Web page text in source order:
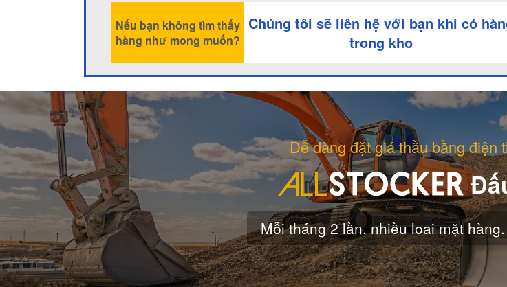
Nếu bạn không tìm thấy
hàng như mong muốn?
Chúng tôi sẽ liên hệ với bạn khi có
trong kho
Dễ dàng đặt giá thầu bằng điện
Mỗi tháng 2 lần, nhiều loai mặt hàng.